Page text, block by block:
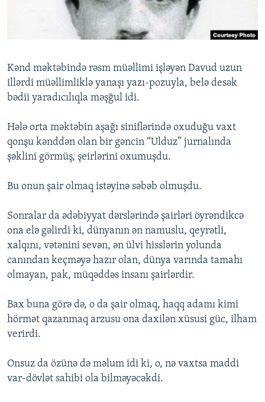
AZƏRBAYCAN ƏDƏBIYYATI KITABXANASI
İSLAM VƏ DEMOKRATIYA
PEŞƏ ETIKASI VƏ JURNALISTIKA STANDARTLARIMIZ
AZADLIQRADIOSU MOBIL TELEFONUNUZDA
BIZIMLƏ ƏLAQƏ
RFE/RL-in bütün saytları
Kənd məktəbində rəsm müəllimi işləyən Davud uzun
illərdi müəllimliklə yanaşı yazı-pozuyla, belə desək
bədii yaradıcılıqla məşğul idi.
Hələ orta məktəbin aşağı siniflərində oxuduğu vaxt
qonşu kənddən olan bir gəncin “Ulduz” jurnalında
şəklini görmüş, şeirlərini oxumuşdu.
Bu onun şair olmaq istəyinə səbəb olmuşdu.
Sonralar da ədəbiyyat dərslərində şairləri öyrəndikcə
ona elə gəlirdi ki, dünyanın ən namuslu, qeyrətli,
xalqını, vətənini sevən, ən ülvi hisslərin yolunda
canından keçməyə hazır olan, dünya varında tamahı
olmayan, pak, müqəddəs insanı şairlərdir.
Bax buna görə də, o da şair olmaq, haqq adamı kimi
hörmət qazanmaq arzusu ona daxilən xüsusi güc, ilham
verirdi.
Onsuz da özünə də məlum idi ki, o, nə vaxtsa maddi
var-dövlət sahibi ola bilməyəcəkdi.